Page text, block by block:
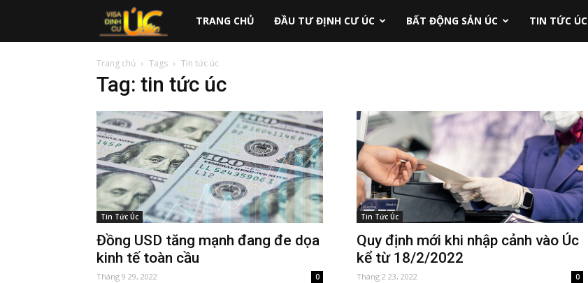
australiavisa.vn
TRANG CHỦ ĐẦU TƯ ĐỊNH CƯ ÚC BẤT ĐỘNG SẢN ÚC TIN TỨC ÚC
Trang chủ Tags Tin tức úc
Tag: tin tức úc
Tin Tức Úc
Đồng USD tăng mạnh đang đe dọa
kinh tế toàn cầu
Tháng 9 29, 2022 0
Tin Tức Úc
Quy định mới khi nhập cảnh vào Úc
kể từ 18/2/2022
Tháng 2 23, 2022 0